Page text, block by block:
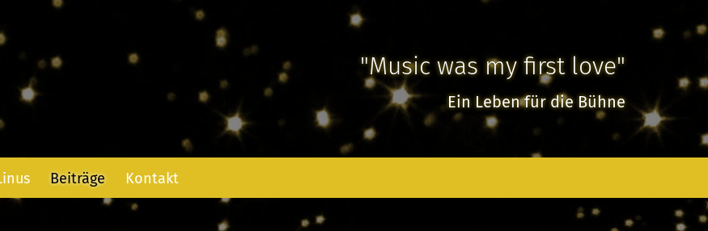
"Music was my first love"
Ein Leben für die Bühne
Beiträge Kontakt